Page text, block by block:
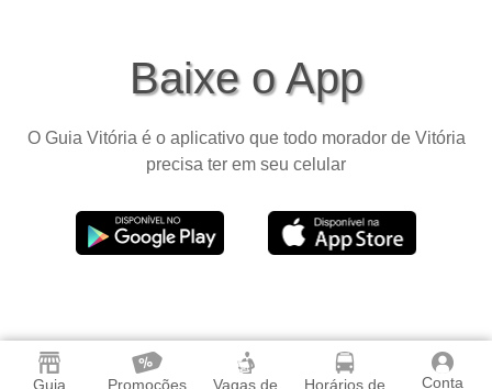
Guia Promoções Vagas de Horários de Conta
Baixe o App
O Guia Vitória é o aplicativo que todo morador de Vitória
precisa ter em seu celular